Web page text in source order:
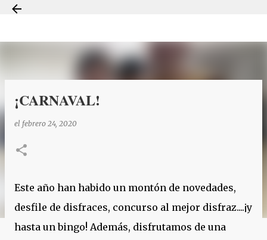
¡CARNAVAL!
el febrero 24, 2020
Este año han habido un montón de novedades,
desfile de disfraces, concurso al mejor disfraz....¡y
hasta un bingo! Además, disfrutamos de una